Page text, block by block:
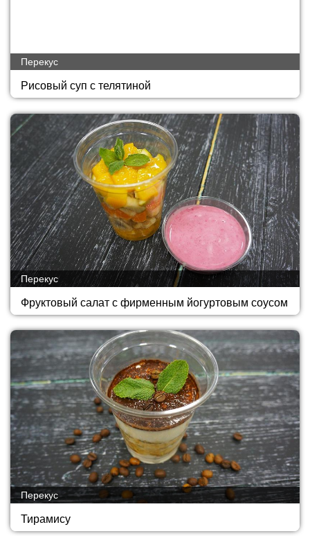
Рисовый суп с телятиной
Перекус
Фруктовый салат с фирменным йогуртовым соусом
Перекус
Тирамису
Перекус